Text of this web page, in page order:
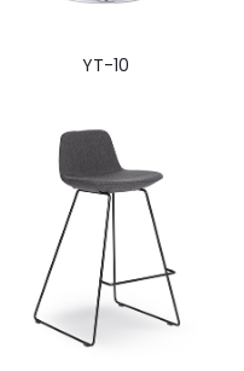
YT-10